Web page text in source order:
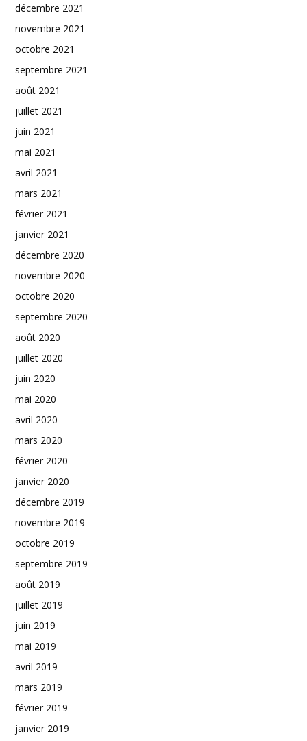
décembre 2021
novembre 2021
octobre 2021
septembre 2021
août 2021
juillet 2021
juin 2021
mai 2021
avril 2021
mars 2021
février 2021
janvier 2021
décembre 2020
novembre 2020
octobre 2020
septembre 2020
août 2020
juillet 2020
juin 2020
mai 2020
avril 2020
mars 2020
février 2020
janvier 2020
décembre 2019
novembre 2019
octobre 2019
septembre 2019
août 2019
juillet 2019
juin 2019
mai 2019
avril 2019
mars 2019
février 2019
janvier 2019